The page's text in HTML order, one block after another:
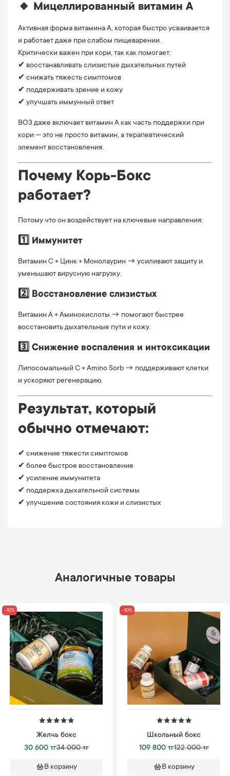
🔸 Мицеллированный витамин A
Активная форма витамина А, которая быстро усваивается
и работает даже при слабом пищеварении.
Критически важен при кори, так как помогает:
✔ восстанавливать слизистые дыхательных путей
✔ снижать тяжесть симптомов
✔ поддерживать зрение и кожу
✔ улучшать иммунный ответ
ВОЗ даже включает витамин А как часть поддержки при
кори — это не просто витамин, а терапевтический
элемент восстановления.
Почему Корь-Бокс
работает?
Потому что он воздействует на ключевые направления:
1️⃣ Иммунитет
Витамин C + Цинк + Монолаурин → усиливают защиту и
уменьшают вирусную нагрузку.
2️⃣ Восстановление слизистых
Витамин A + Аминокислоты → помогают быстрее
восстановить дыхательные пути и кожу.
3️⃣ Снижение воспаления и интоксикации
Липосомальный С + Amino Sorb → поддерживают клетки
и ускоряют регенерацию.
Результат, который
обычно отмечают:
✔ снижение тяжести симптомов
✔ более быстрое восстановление
✔ усиление иммунитета
✔ поддержка дыхательной системы
✔ улучшение состояния кожи и слизистых
Аналогичные товары
-10%
Желчь бокс
30 600 тг34 000 тг
В корзину
-10%
Школьный бокс
109 800 тг122 000 тг
В корзину